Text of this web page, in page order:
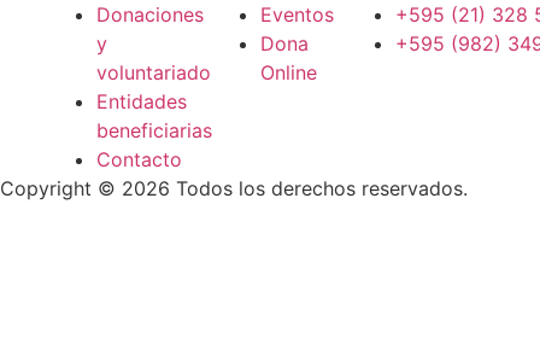
Donaciones
y
voluntariado
Entidades
beneficiarias
Contacto
Eventos
Dona
Online
+595 (21) 328
+595 (982)
Copyright © 2026 Todos los derechos reservados.